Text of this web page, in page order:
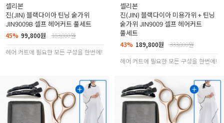
셀리본
진(JIN) 블랙다이아 틴닝 숱가위
JIN9009B 셀프 헤어커트 풀세트
45% 99,800원
183,000원
헤어 커트에 필요한 모든 구성을 한번에!
셀리본
진(JIN) 블랙다이아 미용가위 + 틴닝
숱가위 JIN9009 셀프 헤어커트
풀세트
43% 189,800원
333,000원
헤어 커트에 필요한 모든 구성을 한번에!